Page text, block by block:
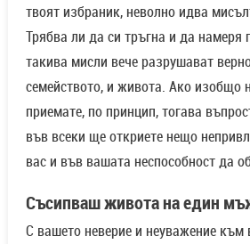
твоят избраник, неволно идва
Трябва ли да си тръгна и да
такива мисли вече разрушават
семейството, и живота. Ако изобщо
приемате, по принцип, тогава
във всеки ще откриете нещо
вас и във вашата неспособност да
Съсипваш живота на един
С вашето неверие и неуважение